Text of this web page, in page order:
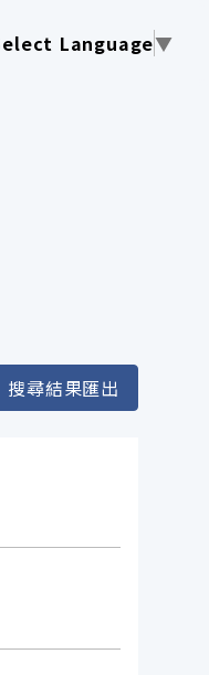
選單 Language▼
搜尋結果匯出